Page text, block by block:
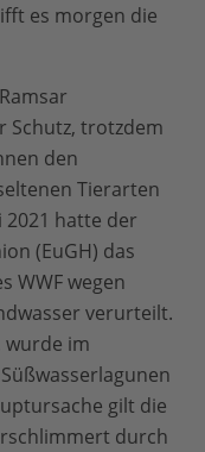
es morgen die
Schutz, trotzdem
den
Tierarten
2021 hatte der
(EuGH) das
WWF wegen
verurteilt.
wurde im
gilt die
durch